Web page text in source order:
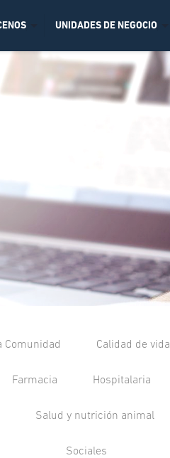
UNIDADES DE NEGOCIO
Comunidad Calidad de vida
Farmacia Hospitalaria
Salud y nutrición animal
Sociales